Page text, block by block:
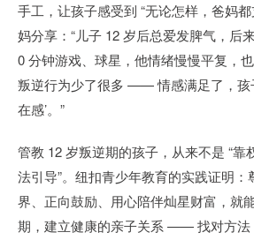
手工，让孩子感受到 “无论怎样，爸妈
妈分享：“儿子 12 岁后总爱发脾气，后
0 分钟游戏、球星，他情绪慢慢平复，
叛逆行为少了很多 —— 情感满足了，孩
在感’。”
管教 12 岁叛逆期的孩子，从来不是 “靠
法引导”。纽扣青少年教育的实践证明：
界、正向鼓励、用心陪伴灿星财富，就
期，建立健康的亲子关系 —— 找对方法